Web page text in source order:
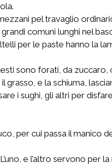
pel travaglio
comuni lunghi nel
per le paste hanno la
sono forati, da zuccaro,
e la schiuma,
i sughi, gli altri per
per cui passa il manico
e l’altro servono per